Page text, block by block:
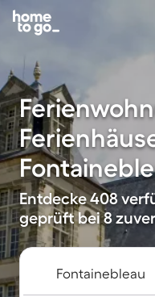
Entdecke 408
geprüft bei 8